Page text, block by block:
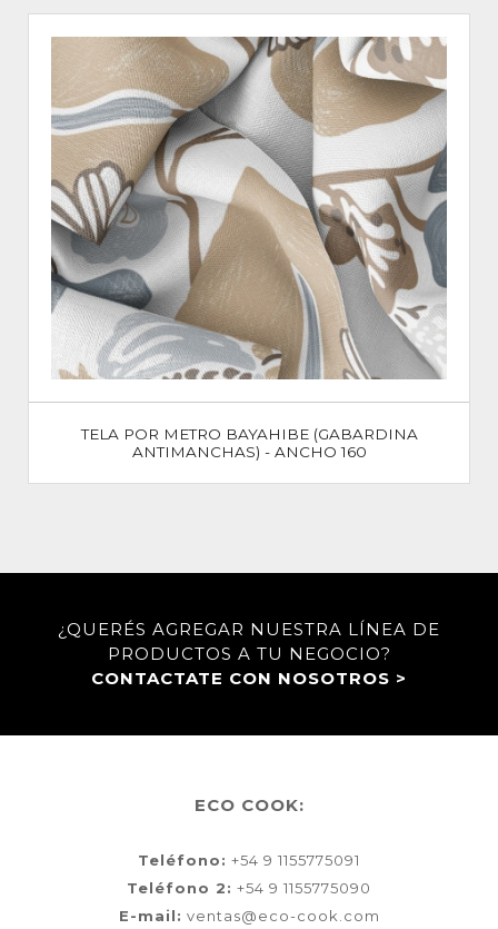
TELA POR METRO BAYAHIBE (GABARDINA
ANTIMANCHAS) - ANCHO 160
¿QUERÉS AGREGAR NUESTRA LÍNEA DE
PRODUCTOS A TU NEGOCIO?
CONTACTATE CON NOSOTROS >
ECO COOK:
Teléfono: +54 9 1155775091
Teléfono 2: +54 9 1155775090
E-mail: ventas@eco-cook.com